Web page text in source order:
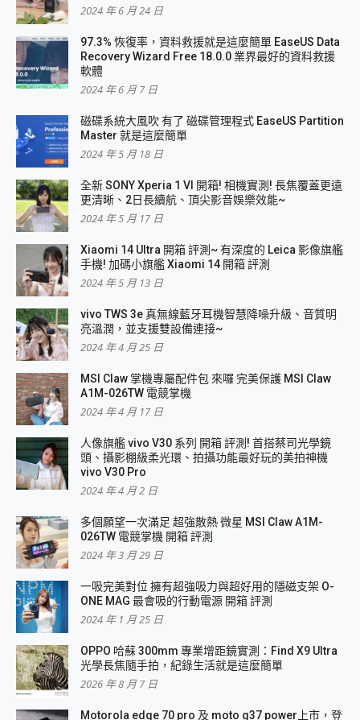
2024 年 6 月 24 日
97.3% 恢復率，資料救援就是這麼簡單 EaseUS Data
Recovery Wizard Free 18.0.0 業界最好的資料救援
軟體
2024 年 6 月 7 日
磁碟系統大風吹 有了 磁碟管理程式 EaseUS Partition
Master 就是這麼簡單
2024 年 5 月 18 日
全新 SONY Xperia 1 VI 開箱! 相機實測! 長焦覆蓋更遠
更清晰、2日長續航、頂尖影音娛樂效能~
2024 年 5 月 17 日
Xiaomi 14 Ultra 開箱 評測~ 有深度的 Leica 影像旗艦
手機! 加碼小旗艦 Xiaomi 14 開箱 評測
2024 年 5 月 13 日
vivo TWS 3e 真無線藍牙耳機智慧降噪升級、音質明
亮溫潤，並支援雙設備連接~
2024 年 4 月 25 日
MSI Claw 掌機專屬配件包 來囉 完美保護 MSI Claw
A1M-026TW 電競掌機
2024 年 4 月 17 日
人像旗艦 vivo V30 系列 開箱 評測! 首搭蔡司光學鏡
頭、攝影棚級柔光環、拍攝功能最好玩的美拍神機
vivo V30 Pro
2024 年 4 月 2 日
多個願望一次滿足 超強散熱 微星 MSI Claw A1M-
026TW 電競掌機 開箱 評測
2024 年 3 月 29 日
一吸完美對位 擁有超強吸力與超好用的隱磁支架 O-
ONE MAG 最會吸的行動電源 開箱 評測
2024 年 1 月 25 日
OPPO 哈蘇 300mm 專業增距鏡實測：Find X9 Ultra
光學長焦隨手拍，紀錄生活就是這麼簡單
2026 年 8 月 7 日
Motorola edge 70 pro 及 moto g37 power上市，登